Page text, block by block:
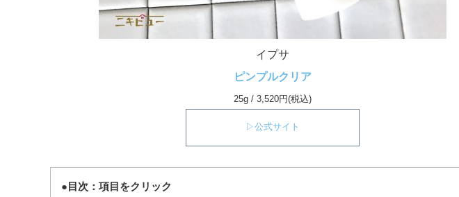
イプサ
ピンプルクリア
25g / 3,520円(税込)
▷公式サイト
●目次：項目をクリック